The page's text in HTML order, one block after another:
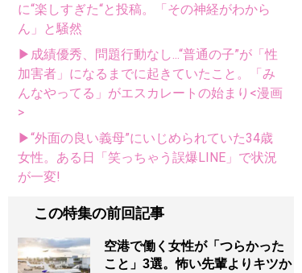
に“楽しすぎた“と投稿。「その神経がわから
ん」と騒然
▶成績優秀、問題行動なし...“普通の子”が「性
加害者」になるまでに起きていたこと。「み
んなやってる」がエスカレートの始まり<漫画
>
▶“外面の良い義母”にいじめられていた34歳
女性。ある日「笑っちゃう誤爆LINE」で状況
が一変!
この特集の前回記事
空港で働く女性が「つらかった
こと」3選。怖い先輩よりキツか